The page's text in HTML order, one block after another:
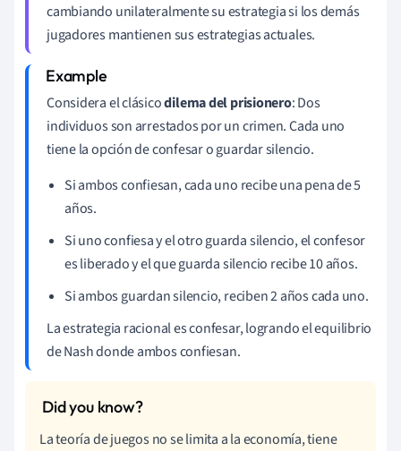
cambiando unilateralmente su estrategia si los demás
jugadores mantienen sus estrategias actuales.
Considera el clásicodilema del prisionero: Dos
individuos son arrestados por un crimen. Cada uno
tiene la opción de confesar o guardar silencio.
Si ambos confiesan, cada uno recibe una pena de 5
años.
Si uno confiesa y el otro guarda silencio, el confesor
es liberado y el que guarda silencio recibe 10 años.
Si ambos guardan silencio, reciben 2 años cada uno.
La estrategia racional es confesar, logrando el equilibrio
de Nash donde ambos confiesan.
La teoría de juegos no se limita a la economía, tiene